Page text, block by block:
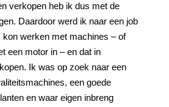
verkopen heb ik dus met de
Daardoor werd ik naar een job
werken met machines – of
een motor in – en dat in
Ik was op zoek naar een
een goede
en waar eigen inbreng